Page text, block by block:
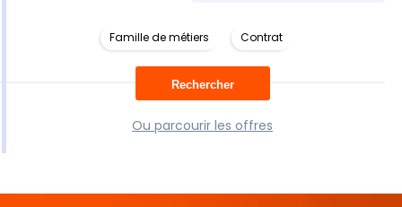
Famille de métiers Contrat
Ou parcourir les offres